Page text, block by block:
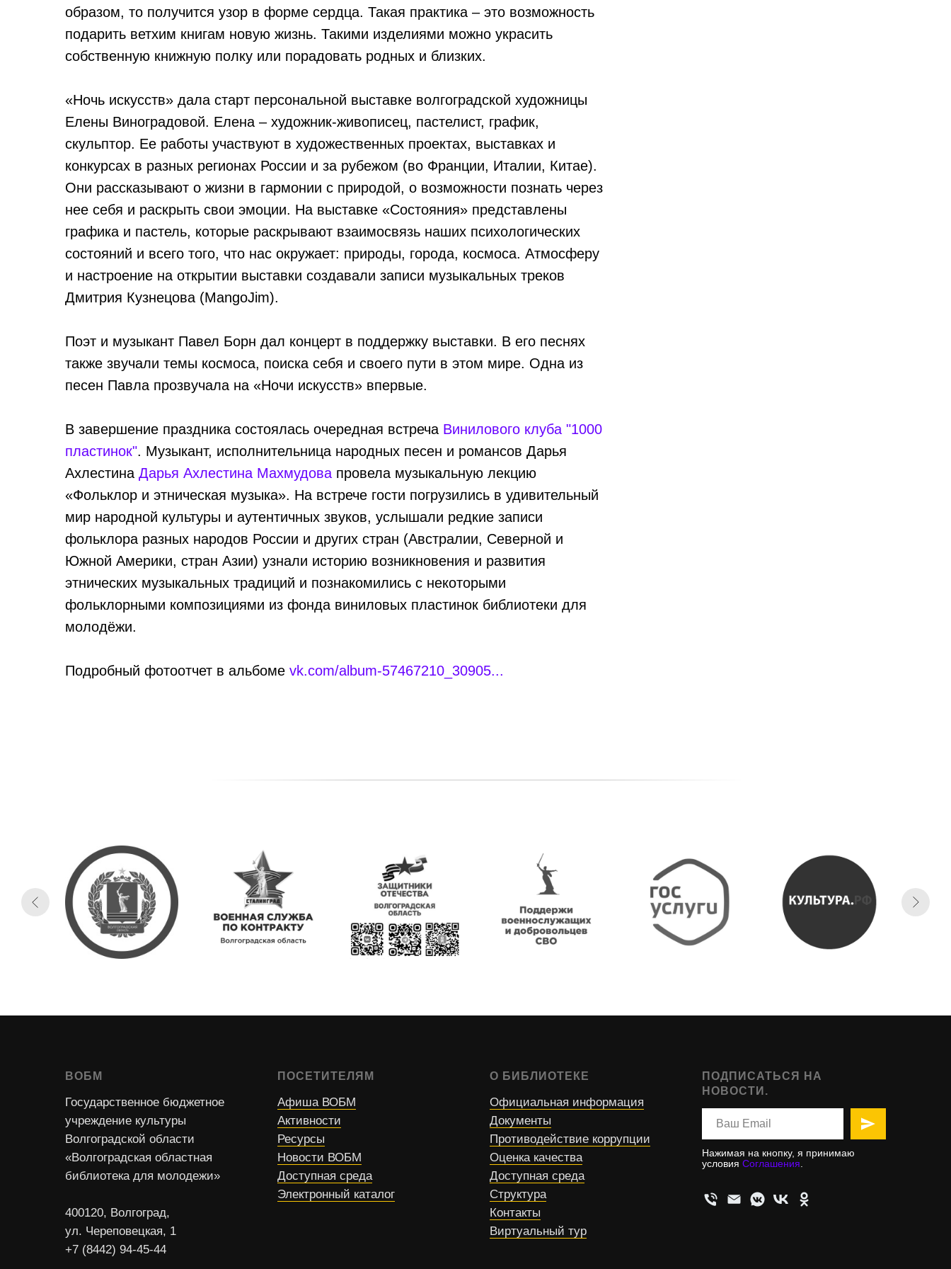
образом, то получится узор в форме сердца. Такая практика – это возможность
подарить ветхим книгам новую жизнь. Такими изделиями можно украсить
собственную книжную полку или порадовать родных и близких.
«Ночь искусств» дала старт персональной выставке волгоградской художницы
Елены Виноградовой. Елена – художник-живописец, пастелист, график,
скульптор. Ее работы участвуют в художественных проектах, выставках и
конкурсах в разных регионах России и за рубежом (во Франции, Италии, Китае).
Они рассказывают о жизни в гармонии с природой, о возможности познать через
нее себя и раскрыть свои эмоции. На выставке «Состояния» представлены
графика и пастель, которые раскрывают взаимосвязь наших психологических
состояний и всего того, что нас окружает: природы, города, космоса. Атмосферу
и настроение на открытии выставки создавали записи музыкальных треков
Дмитрия Кузнецова (MangoJim).
Поэт и музыкант Павел Борн дал концерт в поддержку выставки. В его песнях
также звучали темы космоса, поиска себя и своего пути в этом мире. Одна из
песен Павла прозвучала на «Ночи искусств» впервые.
В завершение праздника состоялась очередная встреча Винилового клуба "1000
пластинок". Музыкант, исполнительница народных песен и романсов Дарья
Ахлестина Дарья Ахлестина Махмудова провела музыкальную лекцию
«Фольклор и этническая музыка». На встрече гости погрузились в удивительный
мир народной культуры и аутентичных звуков, услышали редкие записи
фольклора разных народов России и других стран (Австралии, Северной и
Южной Америки, стран Азии) узнали историю возникновения и развития
этнических музыкальных традиций и познакомились с некоторыми
фольклорными композициями из фонда виниловых пластинок библиотеки для
молодёжи.
Подробный фотоотчет в альбоме vk.com/album-57467210_30905...
ВОБМ
Государственное бюджетное
учреждение культуры
Волгоградской области
«Волгоградская областная
библиотека для молодежи»
400120, Волгоград,
ул. Череповецкая, 1
+7 (8442) 94-45-44
ПОСЕТИТЕЛЯМ
Афиша ВОБМ
Активности
Ресурсы
Новости ВОБМ
Доступная среда
Электронный каталог
О БИБЛИОТЕКЕ
Официальная информация
Документы
Противодействие коррупции
Оценка качества
Доступная среда
Структура
Контакты
Виртуальный тур
ПОДПИСАТЬСЯ НА
НОВОСТИ.
Нажимая на кнопку, я принимаю
условия Соглашения